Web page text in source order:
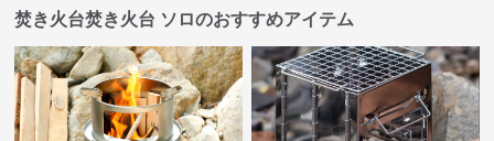
焚き火台焚き火台 ソロのおすすめアイテム